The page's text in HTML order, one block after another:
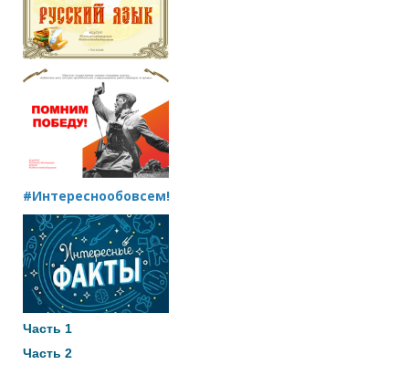
#Интереснообовсем!
Часть 1
Часть 2